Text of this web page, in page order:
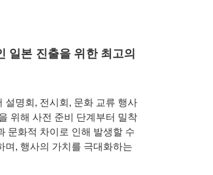
일본 진출을 위한 최고의
설명회, 전시회, 문화 교류 행사
위해 사전 준비 단계부터 밀착
문화적 차이로 인해 발생할 수
, 행사의 가치를 극대화하는